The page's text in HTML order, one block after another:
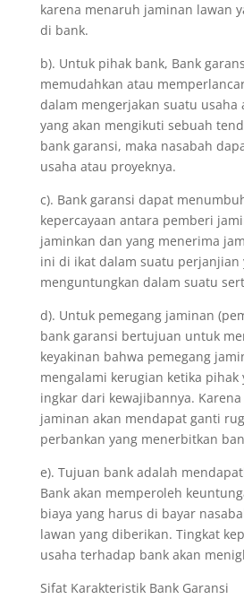
karena menaruh jaminan lawan
di bank.
b). Untuk pihak bank, Bank
memudahkan atau
dalam mengerjakan suatu usaha
yang akan mengikuti sebuah
bank garansi, maka nasabah
usaha atau proyeknya.
c). Bank garansi dapat
kepercayaan antara pemberi
jaminkan dan yang menerima
ini di ikat dalam suatu perjanjian
menguntungkan dalam suatu
d). Untuk pemegang jaminan
bank garansi bertujuan untuk
keyakinan bahwa pemegang
mengalami kerugian ketika pihak
ingkar dari kewajibannya.
jaminan akan mendapat ganti
perbankan yang menerbitkan
e). Tujuan bank adalah
Bank akan memperoleh
biaya yang harus di bayar
lawan yang diberikan. Tingkat
usaha terhadap bank akan
Sifat Karakteristik Bank Garansi